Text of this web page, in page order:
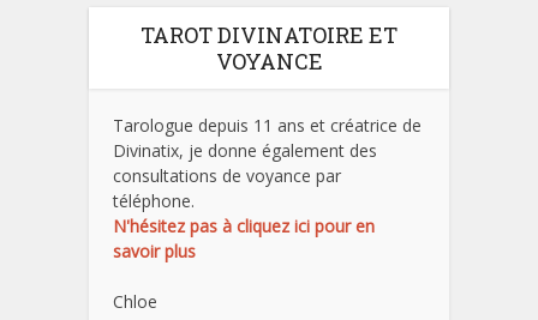
TAROT DIVINATOIRE ET
VOYANCE
Tarologue depuis 11 ans et créatrice de
Divinatix, je donne également des
consultations de voyance par
téléphone.
N'hésitez pas à cliquez ici pour en
savoir plus
Chloe